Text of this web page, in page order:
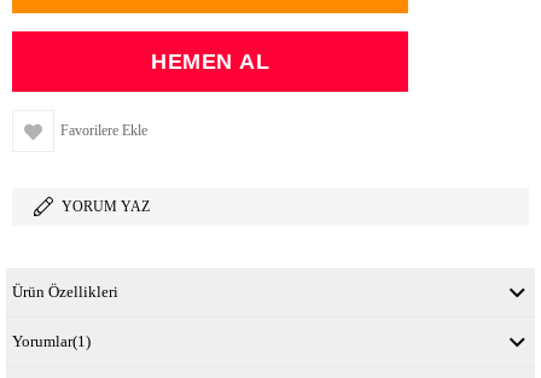
Favorilere Ekle
YORUM YAZ
Ürün Özellikleri
Yorumlar(1)